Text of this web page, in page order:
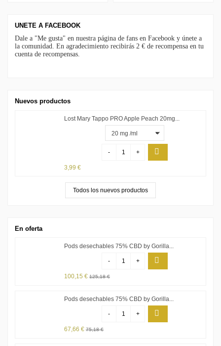
UNETE A FACEBOOK
Dale a "Me gusta" en nuestra página de fans en Facebook y únete a
la comunidad. En agradecimiento recibirás 2 € de recompensa en tu
cuenta de recompensas.
Nuevos productos
Lost Mary Tappo PRO Apple Peach 20mg...
- +
3,99 €
Todos los nuevos productos
En oferta
Pods desechables 75% CBD by Gorilla...
- +
100,15 € 125,18 €
Pods desechables 75% CBD by Gorilla...
- +
67,66 € 75,18 €